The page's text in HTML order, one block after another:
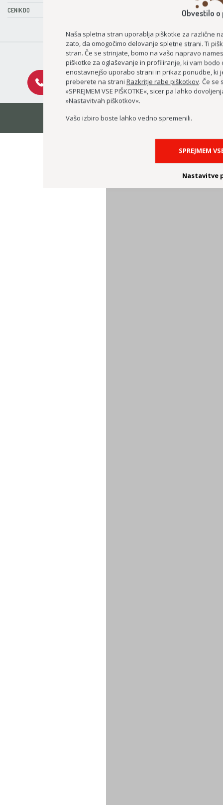
CENIK DO
POLITIKA ZASEBNOSTI POLITIKA PIŠKOTKOV
PIŠITE NAM
BREZPLAČNA ŠTEVILKA
080 27 37
2026 © DEOS D.D.
IZDELAVA SPLETNIH STRANI: KREATIVNA TOVARNA
Obvestilo
Naša spletna stran uporablja piškotke za različne
zato, da omogočimo delovanje spletne strani. Ti
stran. Če se strinjate, bomo na vašo napravo
piškotke za oglaševanje in profiliranje, ki vam
enostavnejšo uporabo strani in prikaz ponudbe, ki
preberete na strani Razkritje rabe piškotkov. Če se
»SPREJMEM VSE PIŠKOTKE«, sicer pa lahko
»Nastavitvah piškotkov«.
Vašo izbiro boste lahko vedno spremenili.
SPREJMEM
Nastavitve